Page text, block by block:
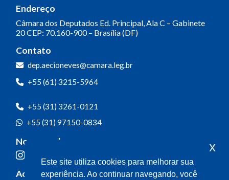
Endereço
Câmara dos Deputados Ed. Principal, Ala C – Gabinete
20CEP: 70.160-900 – Brasília (DF)
Contato
dep.aecioneves@camara.leg.br
+55 (61) 3215-5964
+55 (31) 3261-0121
+55 (31) 97150-0834
Nossas redes
Acompanhe o meu mandato
Olá! Seja bem-vindo(a).
com o gabinete do Deputado Aécio
Neves.
para nós!
Ao clicar para iniciar o contato pelo WhatsApp, você
concorda que seus dados serão utilizados exclusivamente
para atendimento relacionado às demandas, sugestões ou
Este site utiliza cookies para melhorar sua
experiência. Ao continuar navegando, você
x